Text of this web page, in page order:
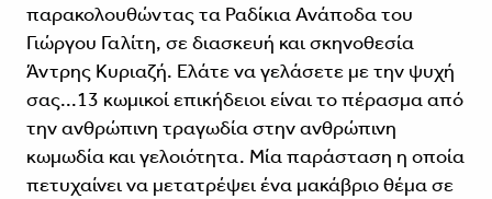
παρακολουθώντας τα Ραδίκια Ανάποδα του
Γιώργου Γαλίτη, σε διασκευή και σκηνοθεσία
Άντρης Κυριαζή. Ελάτε να γελάσετε με την ψυχή
σας...13 κωμικοί επικήδειοι είναι το πέρασμα από
την ανθρώπινη τραγωδία στην ανθρώπινη
κωμωδία και γελοιότητα. Μία παράσταση η οποία
πετυχαίνει να μετατρέψει ένα μακάβριο θέμα σε